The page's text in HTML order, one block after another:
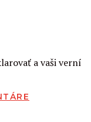
a vaši verní